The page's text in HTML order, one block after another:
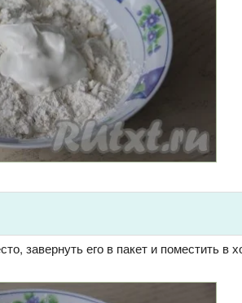
завернуть его в пакет и поместить в